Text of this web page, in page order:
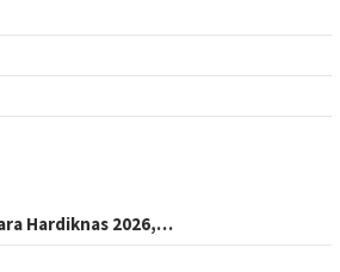
Hardiknas 2026,…